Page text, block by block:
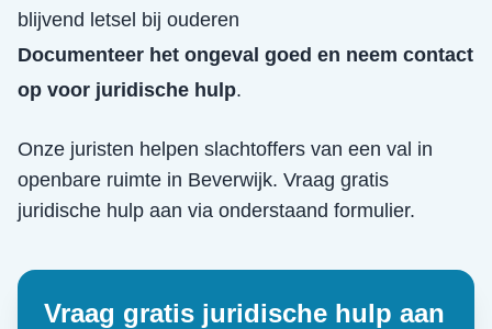
blijvend letsel bij ouderen
Documenteer het ongeval goed en neem contact
op voor juridische hulp.
Onze juristen helpen slachtoffers van een val in
openbare ruimte in Beverwijk. Vraag gratis
juridische hulp aan via onderstaand formulier.
Vraag gratis juridische hulp aan